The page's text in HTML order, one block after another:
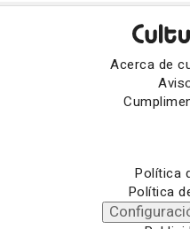
Acerca de
Política
Política